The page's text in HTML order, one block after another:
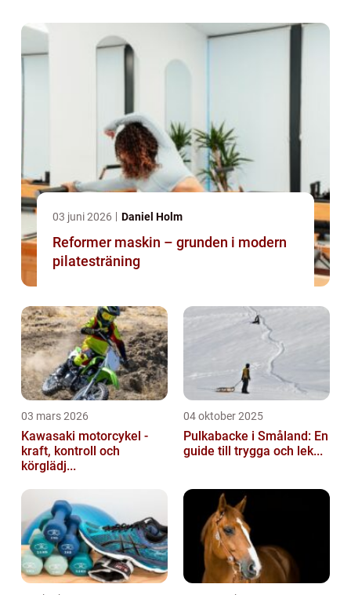
03 juni 2026 Daniel Holm
Reformer maskin – grunden i modern
pilatesträning
03 mars 2026
Kawasaki motorcykel -
kraft, kontroll och
körglädj...
04 oktober 2025
Pulkabacke i Småland: En
guide till trygga och lek...